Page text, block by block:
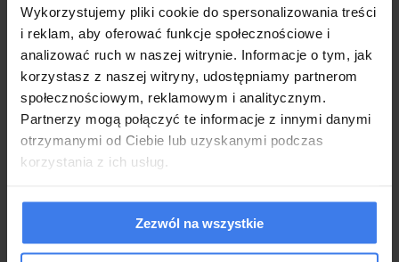
Wykorzystujemy pliki cookie do spersonalizowania treści
i reklam, aby oferować funkcje społecznościowe i
analizować ruch w naszej witrynie. Informacje o tym, jak
korzystasz z naszej witryny, udostępniamy partnerom
społecznościowym, reklamowym i analitycznym.
Partnerzy mogą połączyć te informacje z innymi danymi
otrzymanymi od Ciebie lub uzyskanymi podczas
korzystania z ich usług.
Zezwól na wszystkie
W opcji standardowej łóżko nie posiada pojemnika
Modny wzór w formie pionowych pasów
Wykonanie z najwyższej jakości materiałów, łatwe w
utrzymaniu i czyszczeniu
Produkt nowy, fabrycznie zapakowane, bez uszkodzeń
Gwarancja 2 lata dla klientów będących konsumentami
Ważne!
Łóżko produkowane jest na indywidualne